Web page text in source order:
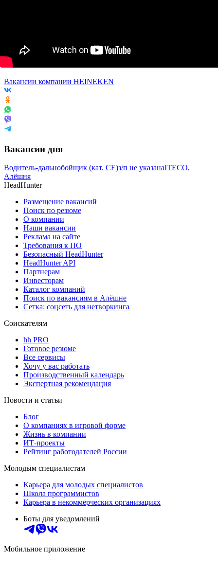
Вакансии компании HEINEKEN
Вакансии дня
Водитель-дальнобойщик (кат. CE)з/п не указанаITECO,
Алёшня
HeadHunter
Размещение вакансий
Поиск по резюме
О компании
Наши вакансии
Реклама на сайте
Требования к ПО
Безопасный HeadHunter
HeadHunter API
Партнерам
Инвесторам
Каталог компаний
Поиск по вакансиям в Алёшне
Сетка: соцсеть для нетворкинга
Соискателям
hh PRO
Готовое резюме
Все сервисы
Хочу у вас работать
Производственный календарь
Экспертная рекомендация
Новости и статьи
Блог
О компаниях в игровой форме
Жизнь в компании
ИТ-проекты
Рейтинг работодателей России
Молодым специалистам
Карьера для молодых специалистов
Школа программистов
Карьера в некоммерческих организациях
Боты для уведомлений
Мобильное приложение